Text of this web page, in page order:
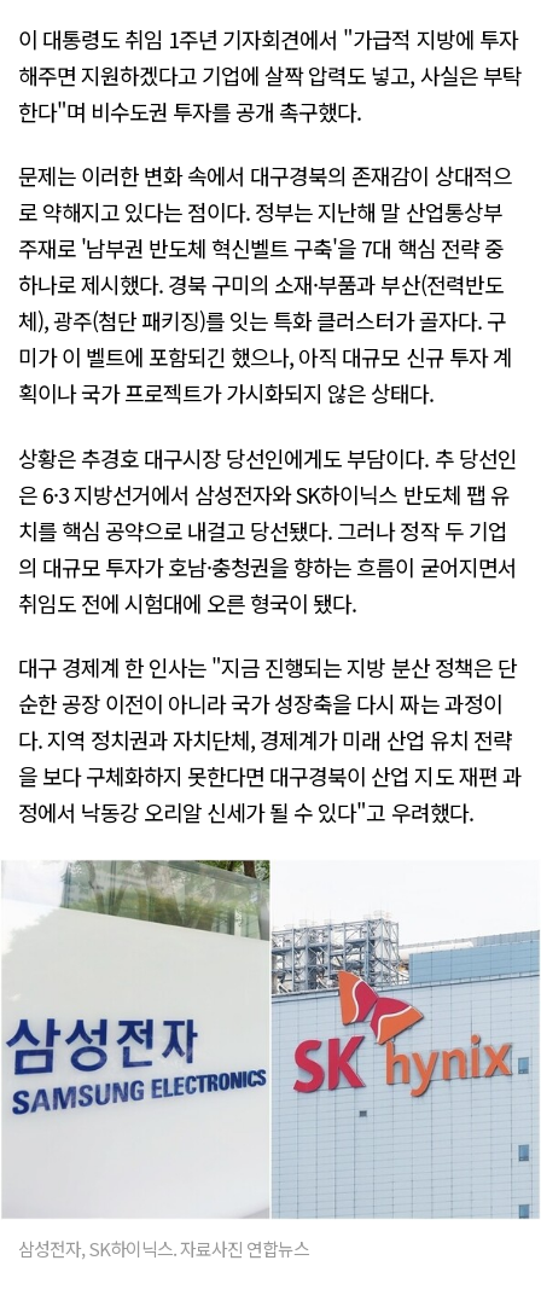
이 대통령도 취임 1주년 기자회견에서 "가급적 지방에 투자
해주면 지원하겠다고 기업에 살짝 압력도 넣고, 사실은 부탁
한다"며 비수도권 투자를 공개 촉구했다.
문제는 이러한 변화 속에서 대구경북의 존재감이 상대적으
로 약해지고 있다는 점이다. 정부는 지난해 말 산업통상부
주재로 '남부권 반도체 혁신벨트 구축'을 7대 핵심 전략 중
하나로 제시했다. 경북 구미의 소재·부품과 부산(전력반도
체), 광주(첨단 패키징)를 잇는 특화 클러스터가 골자다. 구
미가 이 벨트에 포함되긴 했으나, 아직 대규모 신규 투자 계
획이나 국가 프로젝트가 가시화되지 않은 상태다.
상황은 추경호 대구시장 당선인에게도 부담이다. 추 당선인
은 6·3 지방선거에서 삼성전자와 SK하이닉스 반도체 팹 유
치를 핵심 공약으로 내걸고 당선됐다. 그러나 정작 두 기업
의 대규모 투자가 호남·충청권을 향하는 흐름이 굳어지면서
취임도 전에 시험대에 오른 형국이 됐다.
대구 경제계 한 인사는 "지금 진행되는 지방 분산 정책은 단
순한 공장 이전이 아니라 국가 성장축을 다시 짜는 과정이
다. 지역 정치권과 자치단체, 경제계가 미래 산업 유치 전략
을 보다 구체화하지 못한다면 대구경북이 산업 지도 재편 과
정에서 낙동강 오리알 신세가 될 수 있다"고 우려했다.
삼성전자, SK하이닉스. 자료사진 연합뉴스